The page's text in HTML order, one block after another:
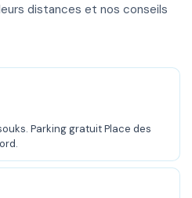
distances et nos conseils
Parking gratuit Place des